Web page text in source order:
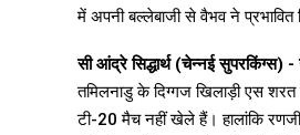
में अपनी बल्लेबाजी से वैभव ने प्रभावित
सी आंद्रे सिद्धार्थ (चेन्नई सुपरकिंग्स)
तमिलनाडु के दिग्गज खिलाड़ी एस
टी-20 मैच नहीं खेले हैं। हालांकि